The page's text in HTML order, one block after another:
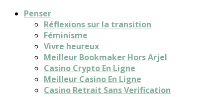
Penser
Réflexions sur la transition
Féminisme
Vivre heureux
Meilleur Bookmaker Hors Arjel
Casino Crypto En Ligne
Meilleur Casino En Ligne
Casino Retrait Sans Verification